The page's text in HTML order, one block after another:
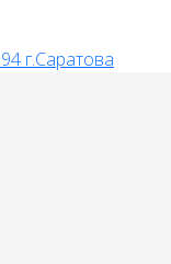
г.Саратова